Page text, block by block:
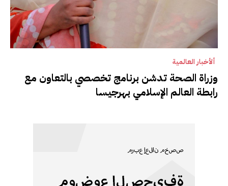
ألأخبار العالمية
وزراة الصحة تدشن برنامج تخصصي بالتعاون مع
رابطة العالم الإسلامي بهرجيسا